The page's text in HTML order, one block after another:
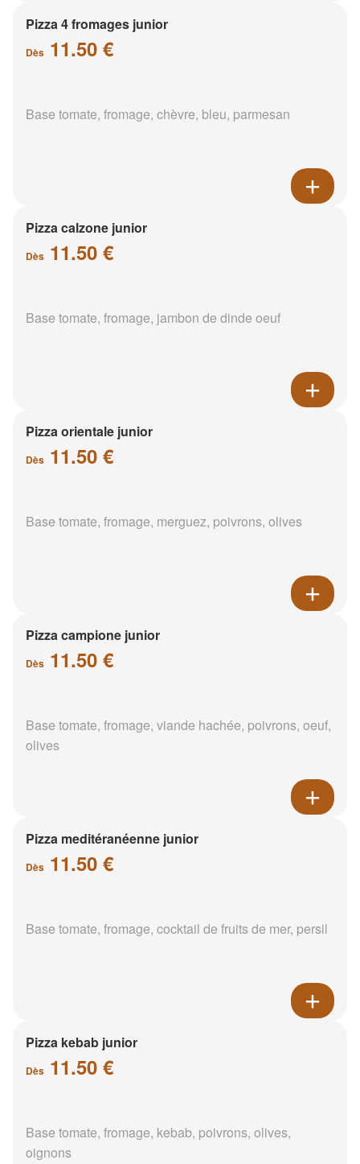
Pizza 4 fromages junior
Dès 11.50 €
Base tomate, fromage, chèvre, bleu, parmesan
Pizza calzone junior
Dès 11.50 €
Base tomate, fromage, jambon de dinde oeuf
Pizza orientale junior
Dès 11.50 €
Base tomate, fromage, merguez, poivrons, olives
Pizza campione junior
Dès 11.50 €
Base tomate, fromage, viande hachée, poivrons, oeuf,
olives
Pizza meditéranéenne junior
Dès 11.50 €
Base tomate, fromage, cocktail de fruits de mer, persil
Pizza kebab junior
Dès 11.50 €
Base tomate, fromage, kebab, poivrons, olives,
oignons